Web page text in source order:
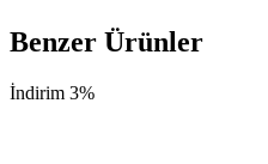
Benzer Ürünler
İndirim 3%